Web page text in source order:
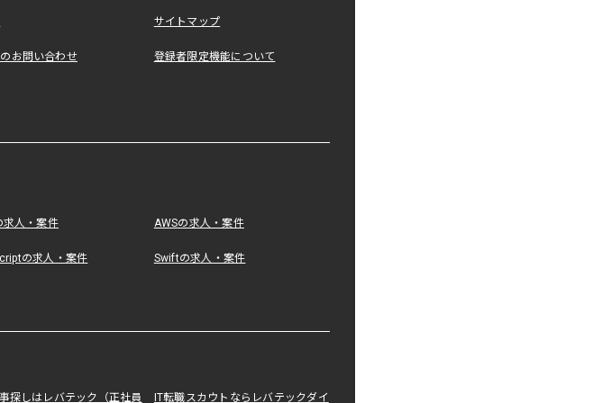
サイトマップ
お問い合わせ 登録者限定機能について
求人・案件 AWSの求人・案件
の求人・案件 Swiftの求人・案件
探しはレバテック（正社員 IT転職スカウトならレバテックダイ